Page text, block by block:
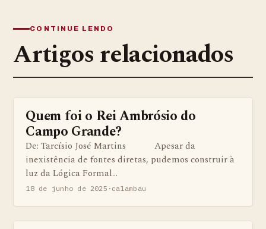
CONTINUE LENDO
Artigos relacionados
ARTIGOS
Quem foi o Rei Ambrósio do
Campo Grande?
De: Tarcísio José Martins Apesar da
inexistência de fontes diretas, pudemos construir à
luz da Lógica Formal…
18 de junho de 2025 · calambau